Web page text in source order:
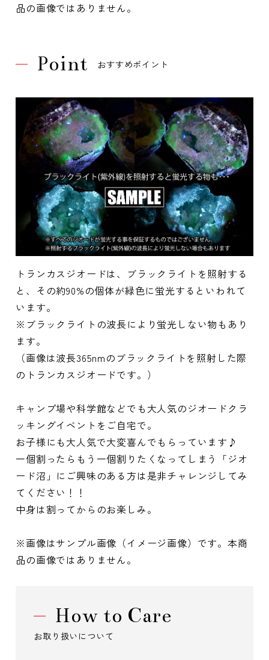
品の画像ではありません。
Point おすすめポイント
トランカスジオードは、ブラックライトを照射する
と、その約90%の個体が緑色に蛍光するといわれて
います。
※ブラックライトの波長により蛍光しない物もあり
ます。
（画像は波長365nmのブラックライトを照射した際
のトランカスジオードです。）
キャンプ場や科学館などでも大人気のジオードクラ
ッキングイベントをご自宅で。
お子様にも大人気で大変喜んでもらっています♪
一個割ったらもう一個割りたくなってしまう「ジオ
ード沼」にご興味のある方は是非チャレンジしてみ
てください！！
中身は割ってからのお楽しみ。
※画像はサンプル画像（イメージ画像）です。本商
品の画像ではありません。
How to Care
お取り扱いについて